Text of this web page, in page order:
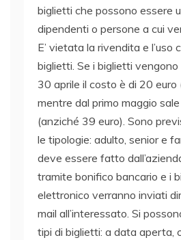
biglietti che possono essere
dipendenti o persone a cui
E’ vietata la rivendita e l’uso
biglietti. Se i biglietti
30 aprile il costo è di 20 euro
mentre dal primo maggio
(anziché 39 euro). Sono
le tipologie: adulto, senior e
deve essere fatto
tramite bonifico bancario e i
elettronico verranno inviati
mail all’interessato. Si
tipi di biglietti: a data aperta,